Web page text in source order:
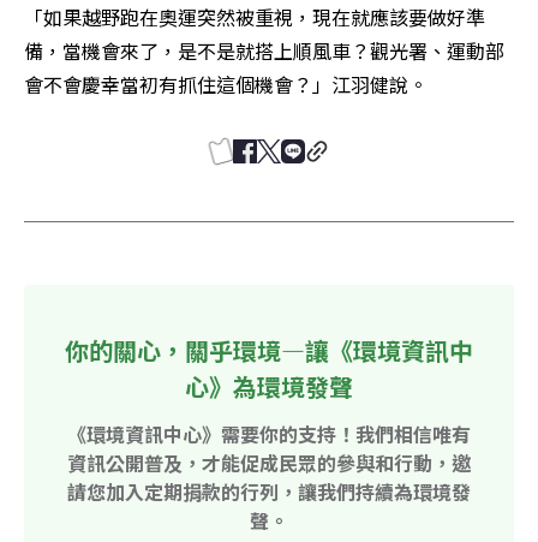
「如果越野跑在奧運突然被重視，現在就應該要做好準
備，當機會來了，是不是就搭上順風車？觀光署、運動部
會不會慶幸當初有抓住這個機會？」江羽健說。
你的關心，關乎環境—讓《環境資訊中
心》為環境發聲
《環境資訊中心》需要你的支持！我們相信唯有
資訊公開普及，才能促成民眾的參與和行動，邀
請您加入定期捐款的行列，讓我們持續為環境發
聲。